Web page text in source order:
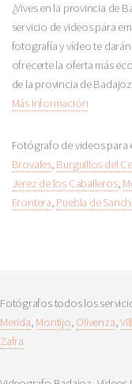
¿Vives en la provincia de
servicio de videos para
fotografía y vídeo te
ofrecerte la oferta más
de la provincia de
Más Información
Fotógrafo de videos para
Brovales, Burguillos del
Jerez de los Caballeros,
Frontera, Puebla de
Fotógrafos todos los
Merida, Montijo, Olivenza,
Zafra